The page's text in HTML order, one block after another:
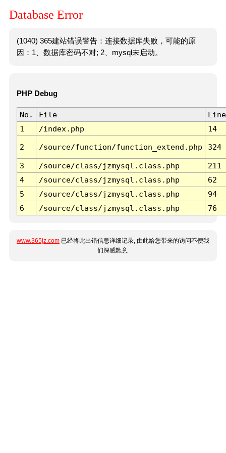
Database Error
(1040) 365建站错误警告：连接数据库失败，可能的原
因：1、数据库密码不对; 2、mysql未启动。
PHP Debug
No. File
Line
1
/index.php 14
2 /source/function/function_extend.php 324
3 /source/class/jzmysql.class.php
211
4
/source/class/jzmysql.class.php
62
5
/source/class/jzmysql.class.php
94
6
/source/class/jzmysql.class.php 76
www.365jz.com 已经将此出错信息详细记录, 由此给您带来的访问不便我
们深感歉意.